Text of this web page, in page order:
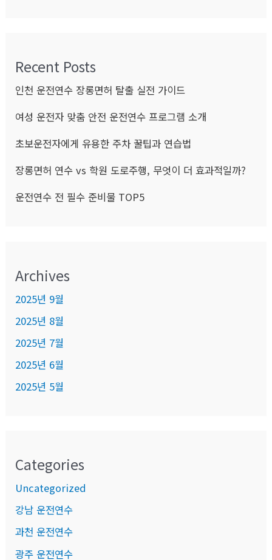
Recent Posts
인천 운전연수 장롱면허 탈출 실전 가이드
여성 운전자 맞춤 안전 운전연수 프로그램 소개
초보운전자에게 유용한 주차 꿀팁과 연습법
장롱면허 연수 vs 학원 도로주행, 무엇이 더 효과적일까?
운전연수 전 필수 준비물 TOP5
Archives
2025년 9월
2025년 8월
2025년 7월
2025년 6월
2025년 5월
Categories
Uncategorized
강남 운전연수
과천 운전연수
광주 운전연수